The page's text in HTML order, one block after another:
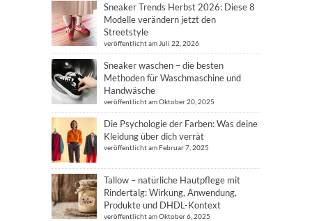
Sneaker Trends Herbst 2026: Diese 8
Modelle verändern jetzt den
Streetstyle
veröffentlicht am Juli 22, 2026
Sneaker waschen – die besten
Methoden für Waschmaschine und
Handwäsche
veröffentlicht am Oktober 20, 2025
Die Psychologie der Farben: Was deine
Kleidung über dich verrät
veröffentlicht am Februar 7, 2025
Tallow – natürliche Hautpflege mit
Rindertalg: Wirkung, Anwendung,
Produkte und DHDL-Kontext
veröffentlicht am Oktober 6, 2025